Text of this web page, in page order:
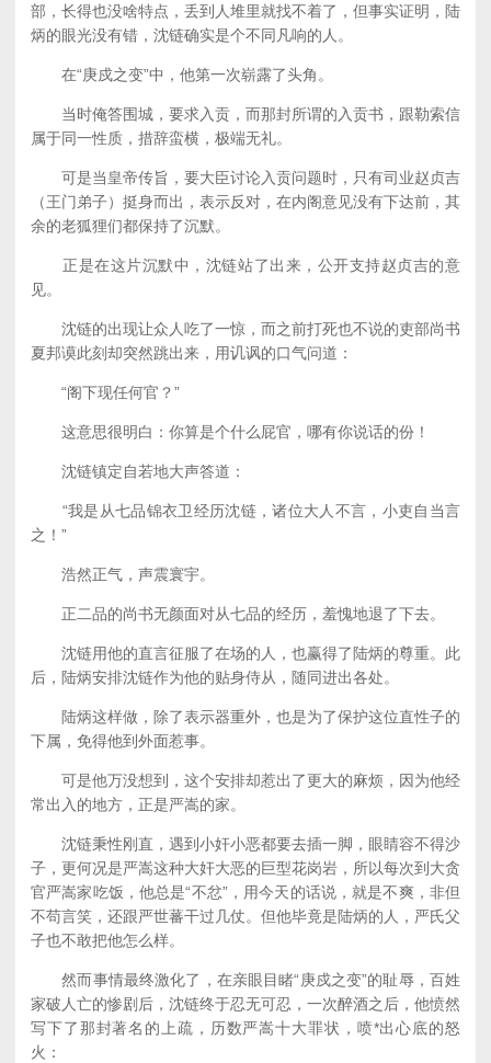
部，长得也没啥特点，丢到人堆里就找不着了，但事实证明，陆
炳的眼光没有错，沈链确实是个不同凡响的人。
在“庚戍之变”中，他第一次崭露了头角。
当时俺答围城，要求入贡，而那封所谓的入贡书，跟勒索信
属于同一性质，措辞蛮横，极端无礼。
可是当皇帝传旨，要大臣讨论入贡问题时，只有司业赵贞吉
（王门弟子）挺身而出，表示反对，在内阁意见没有下达前，其
余的老狐狸们都保持了沉默。
正是在这片沉默中，沈链站了出来，公开支持赵贞吉的意
见。
沈链的出现让众人吃了一惊，而之前打死也不说的吏部尚书
夏邦谟此刻却突然跳出来，用讥讽的口气问道：
“阁下现任何官？”
这意思很明白：你算是个什么屁官，哪有你说话的份！
沈链镇定自若地大声答道：
“我是从七品锦衣卫经历沈链，诸位大人不言，小吏自当言
之！”
浩然正气，声震寰宇。
正二品的尚书无颜面对从七品的经历，羞愧地退了下去。
沈链用他的直言征服了在场的人，也赢得了陆炳的尊重。此
后，陆炳安排沈链作为他的贴身侍从，随同进出各处。
陆炳这样做，除了表示器重外，也是为了保护这位直性子的
下属，免得他到外面惹事。
可是他万没想到，这个安排却惹出了更大的麻烦，因为他经
常出入的地方，正是严嵩的家。
沈链秉性刚直，遇到小奸小恶都要去插一脚，眼睛容不得沙
子，更何况是严嵩这种大奸大恶的巨型花岗岩，所以每次到大贪
官严嵩家吃饭，他总是“不忿”，用今天的话说，就是不爽，非但
不苟言笑，还跟严世蕃干过几仗。但他毕竟是陆炳的人，严氏父
子也不敢把他怎么样。
然而事情最终激化了，在亲眼目睹“庚戍之变”的耻辱，百姓
家破人亡的惨剧后，沈链终于忍无可忍，一次醉酒之后，他愤然
写下了那封著名的上疏，历数严嵩十大罪状，喷*出心底的怒
火：